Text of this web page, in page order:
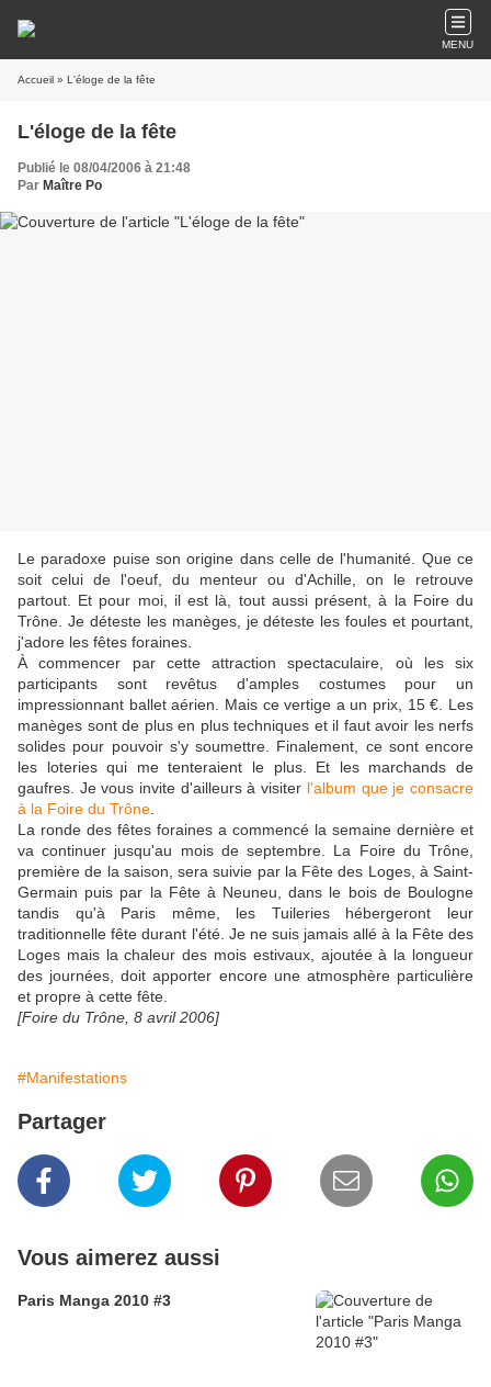
MENU
Accueil » L'éloge de la fête
L'éloge de la fête
Publié le 08/04/2006 à 21:48
Par Maître Po
Le paradoxe puise son origine dans celle de l'humanité. Que ce
soit celui de l'oeuf, du menteur ou d'Achille, on le retrouve
partout. Et pour moi, il est là, tout aussi présent, à la Foire du
Trône. Je déteste les manèges, je déteste les foules et pourtant,
j'adore les fêtes foraines.
À commencer par cette attraction spectaculaire, où les six
participants sont revêtus d'amples costumes pour un
impressionnant ballet aérien. Mais ce vertige a un prix, 15 €. Les
manèges sont de plus en plus techniques et il faut avoir les nerfs
solides pour pouvoir s'y soumettre. Finalement, ce sont encore
les loteries qui me tenteraient le plus. Et les marchands de
gaufres. Je vous invite d'ailleurs à visiter l'album que je consacre
à la Foire du Trône
La ronde des fêtes foraines a commencé la semaine dernière et
va continuer jusqu'au mois de septembre. La Foire du Trône,
première de la saison, sera suivie par la Fête des Loges, à Saint-
Germain puis par la Fête à Neuneu, dans le bois de Boulogne
tandis qu'à Paris même, les Tuileries hébergeront leur
traditionnelle fête durant l'été. Je ne suis jamais allé à la Fête des
Loges mais la chaleur des mois estivaux, ajoutée à la longueur
des journées, doit apporter encore une atmosphère particulière
et propre à cette fête.
[Foire du Trône, 8 avril 2006]
#Manifestations
Partager
Vous aimerez aussi
Paris Manga 2010 #3